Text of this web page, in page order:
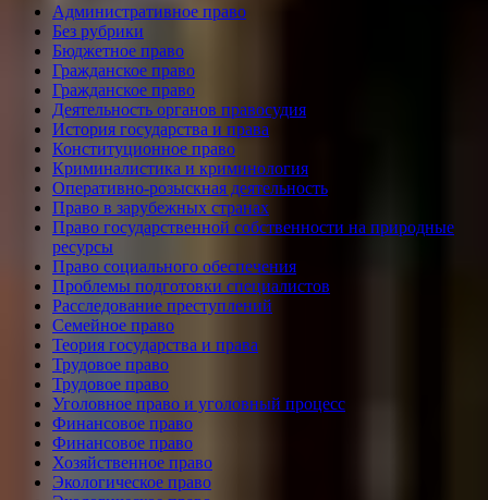
Административное право
Без рубрики
Бюджетное право
Гражданское право
Гражданское право
Деятельность органов правосудия
История государства и права
Конституционное право
Криминалистика и криминология
Оперативно-розыскная деятельность
Право в зарубежных странах
Право государственной собственности на природные
ресурсы
Право социального обеспечения
Проблемы подготовки специалистов
Расследование преступлений
Семейное право
Теория государства и права
Трудовое право
Трудовое право
Уголовное право и уголовный процесс
Финансовое право
Финансовое право
Хозяйственное право
Экологическое право